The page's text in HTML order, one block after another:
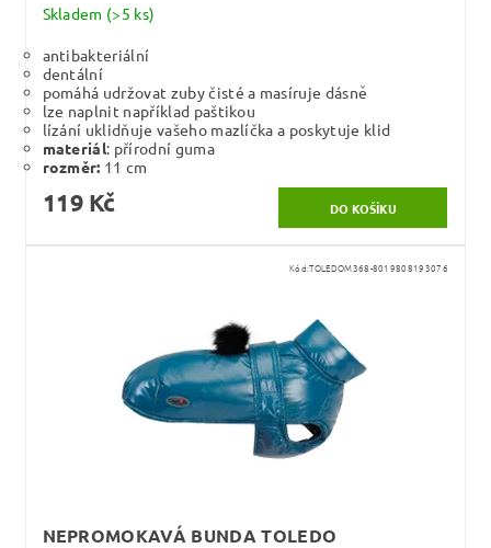
Skladem (>5 ks)
antibakteriální
dentální
pomáhá udržovat zuby čisté a masíruje dásně
lze naplnit například paštikou
lízání uklidňuje vašeho mazlíčka a poskytuje klid
materiál: přírodní guma
rozměr: 11 cm
119 Kč
Kód:TOLEDOM368-8019808193076
NEPROMOKAVÁ BUNDA TOLEDO